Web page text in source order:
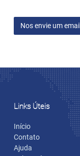
Nos envie um email
Links Úteis
Início
Contato
Ajuda